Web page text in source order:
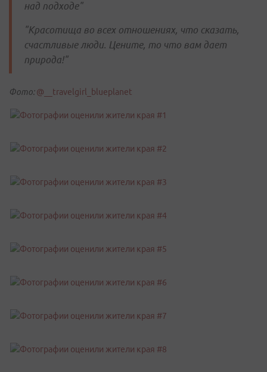
над подходе"
"Красотища во всех отношениях, что сказать,
счастливые люди. Цените, то что вам дает
природа!"
Фото:@__travelgirl_blueplanet